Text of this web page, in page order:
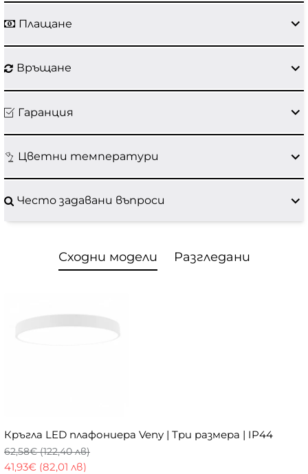
Плащане
Връщане
Гаранция
Цветни температури
Често задавани въпроси
Сходни модели Разгледани
Кръгла LED плафониера Veny | Три размера | IP44
41,93€ (82,01 лв)
62,58€ (122,40 лв)